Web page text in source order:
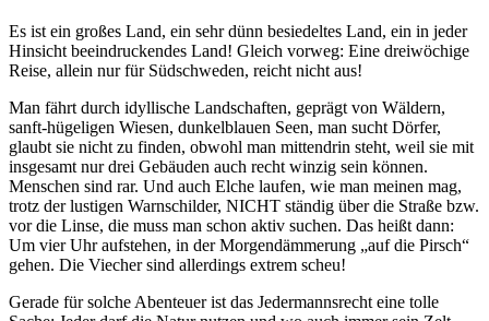
Es ist ein großes Land, ein sehr dünn besiedeltes Land, ein in jeder
Hinsicht beeindruckendes Land! Gleich vorweg: Eine dreiwöchige
Reise, allein nur für Südschweden, reicht nicht aus!
Man fährt durch idyllische Landschaften, geprägt von Wäldern,
sanft-hügeligen Wiesen, dunkelblauen Seen, man sucht Dörfer,
glaubt sie nicht zu finden, obwohl man mittendrin steht, weil sie mit
insgesamt nur drei Gebäuden auch recht winzig sein können.
Menschen sind rar. Und auch Elche laufen, wie man meinen mag,
trotz der lustigen Warnschilder, NICHT ständig über die Straße bzw.
vor die Linse, die muss man schon aktiv suchen. Das heißt dann:
Um vier Uhr aufstehen, in der Morgendämmerung „auf die Pirsch“
gehen. Die Viecher sind allerdings extrem scheu!
Gerade für solche Abenteuer ist das Jedermannsrecht eine tolle